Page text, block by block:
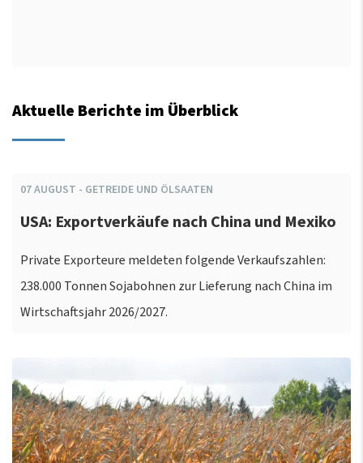
Aktuelle Berichte im Überblick
07AUGUST - GETREIDE UND ÖLSAATEN
USA: Exportverkäufe nach China und Mexiko
Private Exporteure meldeten folgende Verkaufszahlen:
238.000 Tonnen Sojabohnen zur Lieferung nach China im
Wirtschaftsjahr 2026/2027.